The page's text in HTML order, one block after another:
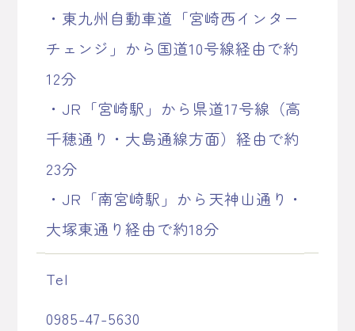
・東九州自動車道「宮崎西インター
チェンジ」から国道10号線経由で約
12分
・JR「宮崎駅」から県道17号線（高
千穂通り・大島通線方面）経由で約
23分
・JR「南宮崎駅」から天神山通り・
大塚東通り経由で約18分
Tel
0985-47-5630